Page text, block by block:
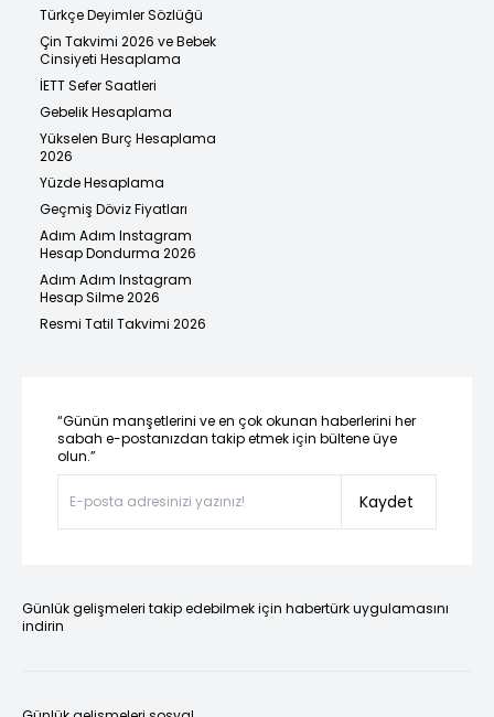
Türkçe Deyimler Sözlüğü
Çin Takvimi 2026 ve Bebek
Cinsiyeti Hesaplama
İETT Sefer Saatleri
Gebelik Hesaplama
Yükselen Burç Hesaplama
2026
Yüzde Hesaplama
Geçmiş Döviz Fiyatları
Adım Adım Instagram
Hesap Dondurma 2026
Adım Adım Instagram
Hesap Silme 2026
Resmi Tatil Takvimi 2026
“Günün manşetlerini ve en çok okunan haberlerini her
sabah e-postanızdan takip etmek için bültene üye
olun.”
Kaydet
Günlük gelişmeleri takip edebilmek için habertürk uygulamasını
indirin